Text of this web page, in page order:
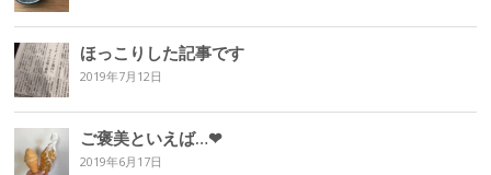
ほっこりした記事です
2019年7月12日
ご褒美といえば…❤︎
2019年6月17日